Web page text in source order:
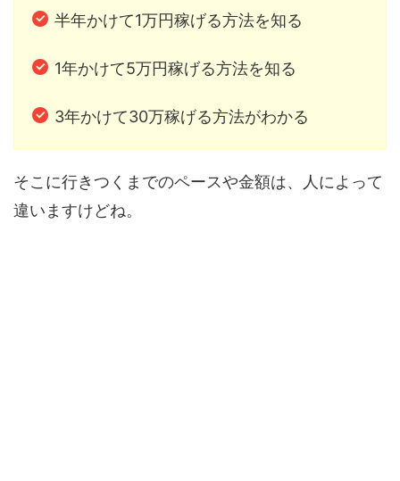
半年かけて1万円稼げる方法を知る
1年かけて5万円稼げる方法を知る
3年かけて30万稼げる方法がわかる
そこに行きつくまでのペースや金額は、人によって
違いますけどね。